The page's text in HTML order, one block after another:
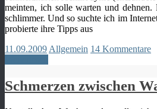
meinten, ich solle warten und dehnen.
schlimmer. Und so suchte ich im
probierte ihre Tipps aus
11.09.2009 Allgemein 14 Kommentare
Schmerzen zwischen